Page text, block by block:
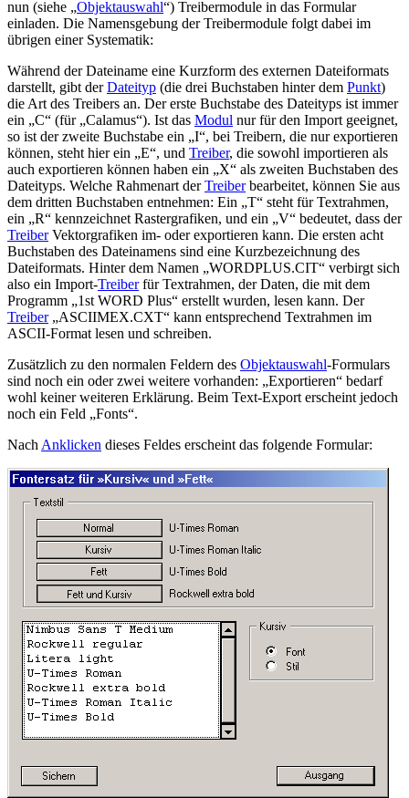
nun (siehe
Objektauswahl ) Treibermodule in das Formular
einladen. Die Namensgebung der Treibermodule folgt dabei im
übrigen einer Systematik:
Während der Dateiname eine Kurzform des externen Dateiformats
darstellt, gibt derDateityp (die drei Buchstaben hinter dem Punkt)
die Art des Treibers an. Der erste Buchstabe des Dateityps ist immer
ein
C (für Calamus ). Ist das Modul nur für den Import geeignet,
so ist der zweite Buchstabe ein
I , bei Treibern, die nur exportieren
können, steht hier ein
E , und Treiber, die sowohl importieren als
auch exportieren können haben ein
X
als zweiten Buchstaben des
Dateityps. Welche Rahmenart derTreiberbearbeitet, können Sie aus
dem dritten Buchstaben entnehmen: Ein
T
steht für Textrahmen,
ein
R kennzeichnet Rastergrafiken, und ein V
bedeutet, dass der
TreiberVektorgrafiken im- oder exportieren kann. Die ersten acht
Buchstaben des Dateinamens sind eine Kurzbezeichnung des
Dateiformats. Hinter dem Namen
WORDPLUS.CIT
verbirgt sich
also ein Import-Treiberfür Textrahmen, der Daten, die mit dem
Programm
1st WORD Plus
erstellt wurden, lesen kann. Der
Treiber
ASCIIMEX.CXT
kann entsprechend Textrahmen im
ASCII-Format lesen und schreiben.
Zusätzlich zu den normalen Feldern des Objektauswahl-Formulars
sind noch ein oder zwei weitere vorhanden:
Exportieren
bedarf
wohl keiner weiteren Erklärung. Beim Text-Export erscheint jedoch
noch ein Feld
Fonts .
NachAnklicken dieses Feldes erscheint das folgende Formular: